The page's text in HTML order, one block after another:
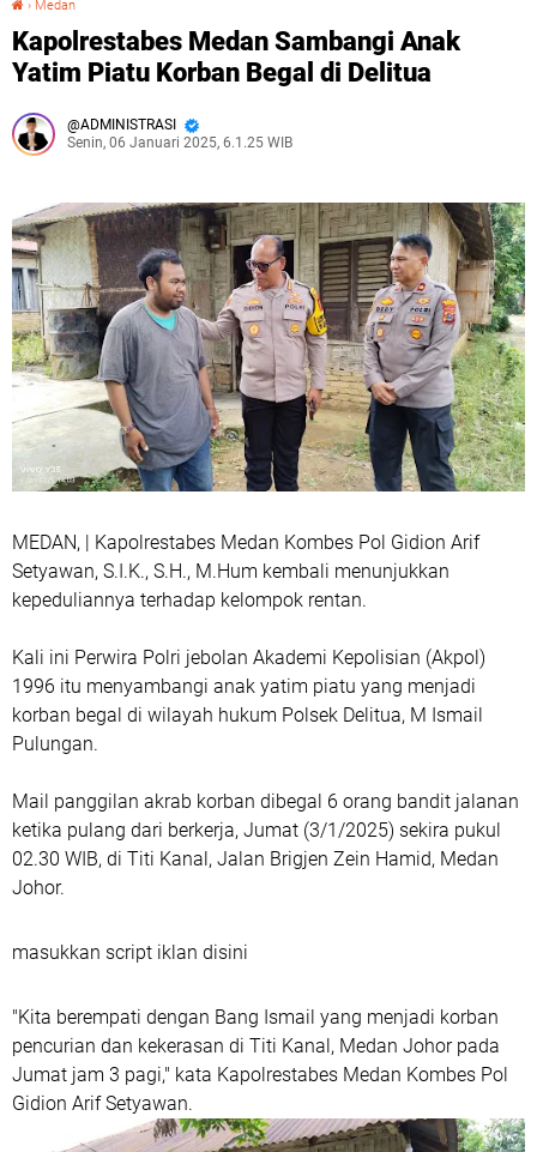
› Medan
Kapolrestabes Medan Sambangi Anak
Yatim Piatu Korban Begal di Delitua
ADMINISTRASI
Senin, 06 Januari 2025, 6.1.25 WIB
MEDAN, | Kapolrestabes Medan Kombes Pol Gidion Arif
Setyawan, S.I.K., S.H., M.Hum kembali menunjukkan
kepeduliannya terhadap kelompok rentan.
Kali ini Perwira Polri jebolan Akademi Kepolisian (Akpol)
1996 itu menyambangi anak yatim piatu yang menjadi
korban begal di wilayah hukum Polsek Delitua, M Ismail
Pulungan.
Mail panggilan akrab korban dibegal 6 orang bandit jalanan
ketika pulang dari berkerja, Jumat (3/1/2025) sekira pukul
02.30 WIB, di Titi Kanal, Jalan Brigjen Zein Hamid, Medan
Johor.
masukkan script iklan disini
"Kita berempati dengan Bang Ismail yang menjadi korban
pencurian dan kekerasan di Titi Kanal, Medan Johor pada
Jumat jam 3 pagi," kata Kapolrestabes Medan Kombes Pol
Gidion Arif Setyawan.